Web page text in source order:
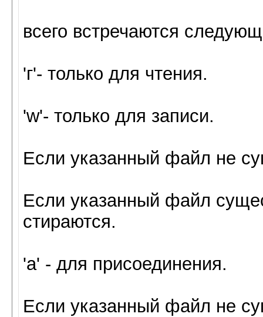
всего встречаются
'г'- только для чтения.
'w'- только для записи.
Если указанный файл не
Если указанный файл
стираются.
'а' - для присоединения.
Если указанный файл не